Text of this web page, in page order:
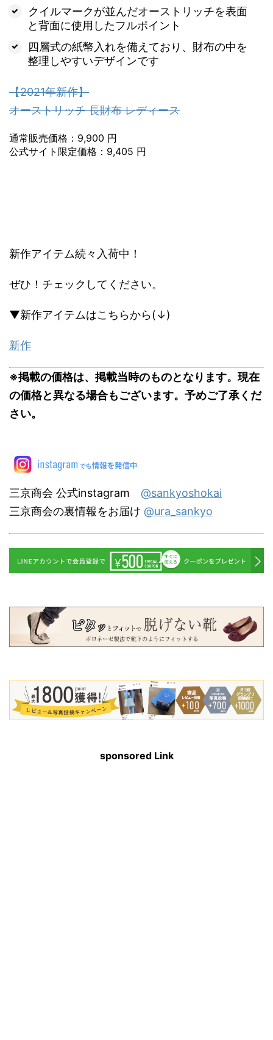
クイルマークが並んだオーストリッチを表面
と背面に使用したフルポイント
四層式の紙幣入れを備えており、財布の中を
整理しやすいデザインです
【2021年新作】
オーストリッチ 長財布 レディース
通常販売価格：9,900 円
公式サイト限定価格：9,405 円
新作アイテム続々入荷中！
ぜひ！チェックしてください。
▼新作アイテムはこちらから(↓)
新作
※掲載の価格は、掲載当時のものとなります。現在
の価格と異なる場合もございます。予めご了承くだ
さい。
三京商会 公式instagram @sankyoshokai
三京商会の裏情報をお届け @ura_sankyo
sponsored Link